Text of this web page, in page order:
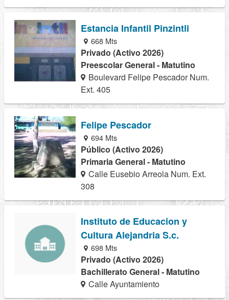
Estancia Infantil Pinzintli
668 Mts
Privado (Activo 2026)
Preescolar General - Matutino
Boulevard Felipe Pescador Num.
Ext. 405
Felipe Pescador
694 Mts
Público (Activo 2026)
Primaria General - Matutino
Calle Eusebio Arreola Num. Ext.
308
Instituto de Educacion y
Cultura Alejandria S.c.
698 Mts
Privado (Activo 2026)
Bachillerato General - Matutino
Calle Ayuntamiento